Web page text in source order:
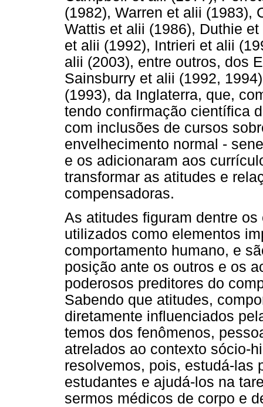
(1982), Warren et alii (1983),
Wattis et alii (1986), Duthie
et alii (1992), Intrieri et alii
alii (2003), entre outros, dos
Sainsburry et alii (1992,
(1993), da Inglaterra, que,
tendo confirmação científica
com inclusões de cursos
envelhecimento normal -
e os adicionaram aos
transformar as atitudes e
compensadoras.
As atitudes figuram dentre
utilizados como elementos
comportamento humano, e
posição ante os outros e os
poderosos preditores do
Sabendo que atitudes,
diretamente influenciados
temos dos fenômenos,
atrelados ao contexto sócio-
resolvemos, pois, estudá-las
estudantes e ajudá-los na
sermos médicos de corpo e